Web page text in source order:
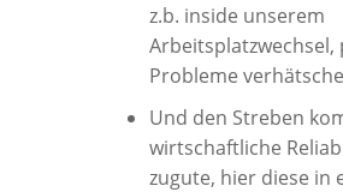
z.b. inside unserem
Arbeitsplatzwechsel,
Probleme
Und den Streben
wirtschaftliche
zugute, hier diese in